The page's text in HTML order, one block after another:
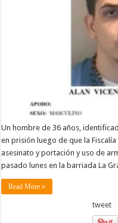
Un hombre de 36 años,
en prisión luego de que la
asesinato y portación y uso de
pasado lunes en la barriada La
Read More »
tweet